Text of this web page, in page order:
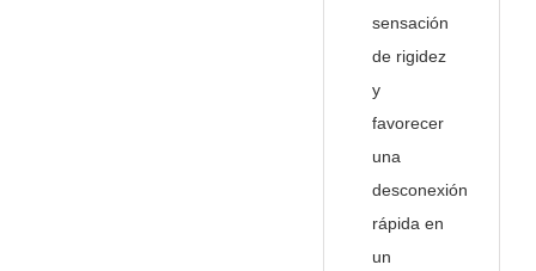
sensación
de rigidez
y
favorecer
una
desconexión
rápida en
un